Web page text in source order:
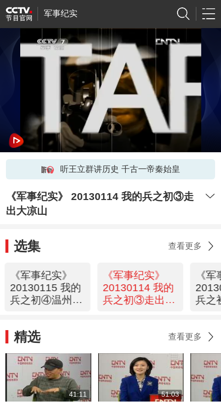
军事纪实
听王立群讲历史 千古一帝秦始皇
《军事纪实》 20130114 我的兵之初③走
出大凉山
选集 查看更多
《军事纪实》
20130115 我的
兵之初④温州小
《军事纪实》
20130114 我的
兵之初③走出大
《
兵
精选 查看更多
41:11 51:03